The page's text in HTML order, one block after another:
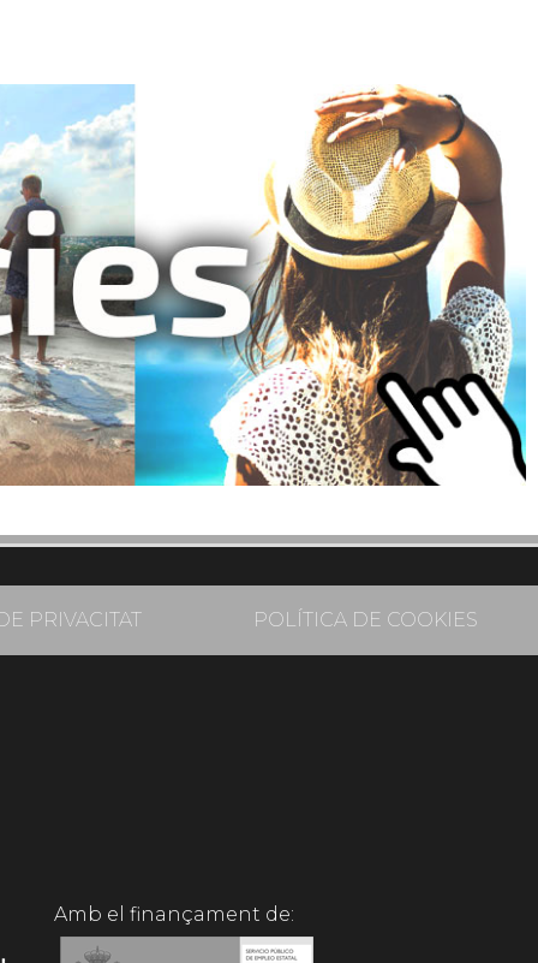
PRIVACITAT POLÍTICA DE COOKIES
Amb el finançament de: